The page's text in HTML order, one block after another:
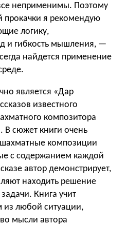
неприменимы. Поэтому
прокачки я рекомендую
логику,
и гибкость мышления, —
найдется применение
является «Дар
известного
композитора
В сюжет книги очень
композиции
с содержанием каждой
автор демонстрирует,
находить решение
Книга учит
из любой ситуации,
мысли автора